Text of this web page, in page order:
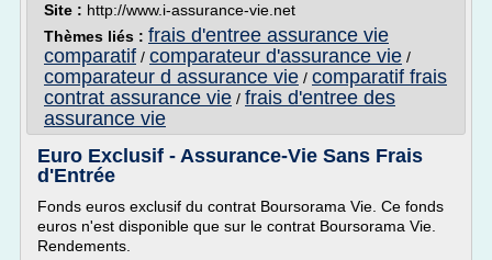
Site : http://www.i-assurance-vie.net
Thèmes liés : frais d'entree assurance vie
comparatif / comparateur d'assurance vie /
comparateur d assurance vie / comparatif frais
contrat assurance vie / frais d'entree des
assurance vie
Euro Exclusif - Assurance-Vie Sans Frais
d'Entrée
Fonds euros exclusif du contrat Boursorama Vie. Ce fonds
euros n'est disponible que sur le contrat Boursorama Vie.
Rendements.